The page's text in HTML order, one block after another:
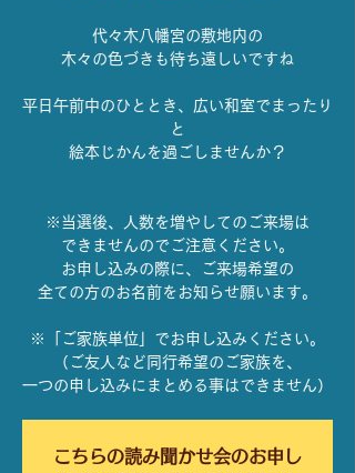
代々木八幡宮の敷地内の
木々の色づきも待ち遠しいですね
平日午前中のひととき、広い和室でまったり
と
絵本じかんを過ごしませんか？
※当選後、人数を増やしてのご来場は
できませんのでご注意ください。
お申し込みの際に、ご来場希望の
全ての方のお名前をお知らせ願います。
※「ご家族単位」でお申し込みください。
（ご友人など同行希望のご家族を、
一つの申し込みにまとめる事はできません）
こちらの読み聞かせ会のお申し